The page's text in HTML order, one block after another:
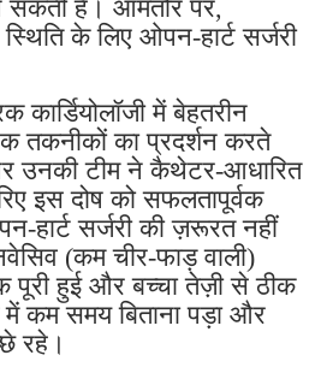
सकती है। आमतौर पर,
के लिए ओपन-हार्ट सर्जरी
कार्डियोलॉजी में बेहतरीन
तकनीकों का प्रदर्शन करते
उनकी टीम ने कैथेटर-आधारित
इस दोष को सफलतापूर्वक
हार्ट सर्जरी की ज़रूरत नहीं
(कम चीर-फाड़ वाली)
पूरी हुई और बच्चा तेज़ी से ठीक
कम समय बिताना पड़ा और
रहे।